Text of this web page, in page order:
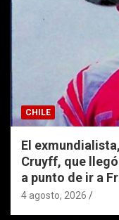
CHILE
El
Cruyff, que
a punto de ir a
4 agosto, 2026